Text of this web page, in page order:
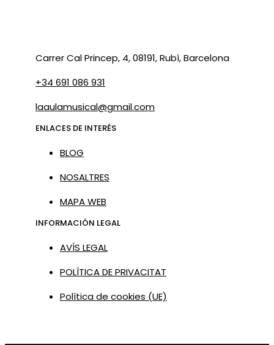
Carrer Cal Princep, 4, 08191, Rubí, Barcelona
+34 691 086 931
laaulamusical@gmail.com
ENLACES DE INTERÉS
BLOG
NOSALTRES
MAPA WEB
INFORMACIÓN LEGAL
AVÍS LEGAL
POLÍTICA DE PRIVACITAT
Política de cookies (UE)